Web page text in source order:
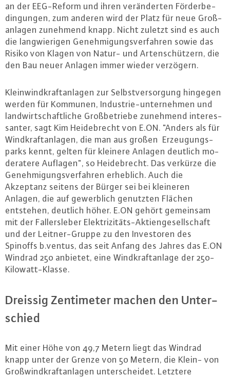
an der EEG-Re­form und ihren ver­än­der­ten För­der­be­
din­gun­gen, zum anderen wird der Platz für neue Groß­
an­la­gen zunehmend knapp. Nicht zuletzt sind es auch
die lang­wie­ri­gen Ge­neh­mi­gungs­ver­fah­ren sowie das
Risiko von Klagen von Natur- und Ar­ten­schüt­zern, die
den Bau neuer Anlagen immer wieder verzögern.
Klein­wind­kraft­an­la­gen zur Selbst­ver­sor­gung hingegen
werden für Kommunen, In­dus­trie-un­ter­neh­men und
land­wirt­schaft­li­che Groß­be­trie­be zunehmend in­ter­es­
san­ter, sagt Kim Hei­de­brecht von E.​ON. "Anders als für
Wind­kraft­an­la­gen, die man aus großen Er­zeu­gungs­
parks kennt, gelten für kleinere Anlagen deutlich mo­
dera­te­re Auflagen", so Hei­de­brecht. Das verkürze die
Ge­neh­mi­gungs­ver­fah­ren erheblich. Auch die
Akzeptanz seitens der Bürger sei bei kleineren
Anlagen, die auf ge­werb­lich genutzten Flächen
entstehen, deutlich höher. E.​ON gehört gemeinsam
mit der Fal­lers­le­ber Elek­tri­zi­täts-Ak­ti­en­ge­sell­schaft
und der Leit­ner-Grup­pe zu den In­ves­to­ren des
Spinoffs b.​ventus, das seit Anfang des Jahres das E.​ON
Windrad 250 anbietet, eine Wind­kraft­an­la­ge der 250-
Ki­lo­watt-Klas­se.
Dreissig Zen­ti­me­ter machen den Un­ter­
schied
Mit einer Höhe von 49,7 Metern liegt das Windrad
knapp unter der Grenze von 50 Metern, die Klein- von
Groß­wind­kraft­an­la­gen un­ter­schei­det. Letztere